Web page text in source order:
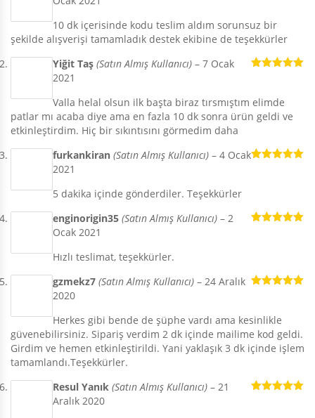
10 dk içerisinde kodu teslim aldım sorunsuz bir
şekilde alışverişi tamamladık destek ekibine de teşekkürler
Yiğit Taş (Satın Almış Kullanıcı) – 7 Ocak
2021
Valla helal olsun ilk başta biraz tırsmıştım elimde
patlar mı acaba diye ama en fazla 10 dk sonra ürün geldi ve
etkinleştirdim. Hiç bir sıkıntısını görmedim daha
furkankiran (Satın Almış Kullanıcı) – 4 Ocak
2021
5 dakika içinde gönderdiler. Teşekkürler
enginorigin35 (Satın Almış Kullanıcı) – 2
Ocak 2021
Hızlı teslimat, teşekkürler.
gzmekz7 (Satın Almış Kullanıcı) – 24 Aralık
2020
Herkes gibi bende de şüphe vardı ama kesinlikle
güvenebilirsiniz. Sipariş verdim 2 dk içinde mailime kod geldi.
Girdim ve hemen etkinleştirildi. Yani yaklaşık 3 dk içinde işlem
tamamlandı.Teşekkürler.
Resul Yanık (Satın Almış Kullanıcı) – 21
Aralık 2020